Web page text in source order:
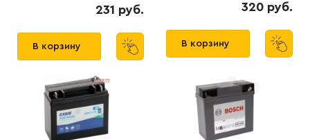
231 руб.
В корзину
320 руб.
В корзину